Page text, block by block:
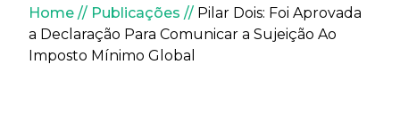
Navegação estrutural
Home Publicações
Pilar Dois: Foi Aprovada
a Declaração Para Comunicar a Sujeição Ao
Imposto Mínimo Global